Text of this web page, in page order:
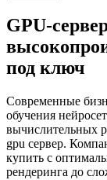
GPU-
под ключ
Современные
обучения
вычислительных
gpu сервер.
купить с
рендеринга до